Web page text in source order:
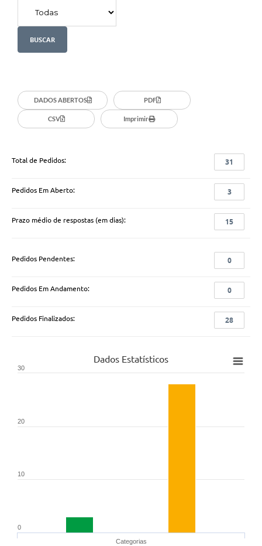
DADOS ABERTOS PDF
CSV Imprimir
Total de Pedidos: 31
Pedidos Em Aberto: 3
Prazo médio de respostas (em dias): 15
Pedidos Pendentes: 0
Pedidos Em Andamento: 0
Pedidos Finalizados: 28
Dados Estatísticos
Categorias
0
10
20
30